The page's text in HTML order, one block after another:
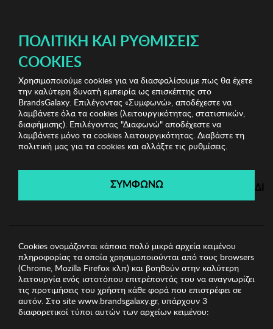
Bella Maison Πετσέτες
Πετσέτα Προσώπου BELLA
MAISON
Bella Maison
Λήγει σε: 00ημέρες | 00ώρες 00λεπτά 00δευτ.
ΠΟΛΙΤΙΚΉ ΚΑΙ ΡΥΘΜΊΣΕΙΣ
COOKIES
Χρησιμοποιούμε cookies για να διασφαλίσουμε πως θα έχετε
την καλύτερη δυνατή εμπειρία ως επισκέπτης στο
BrandsGalaxy. Επιλέγοντας «Συμφωνώ», αποδέχεστε να
λαμβάνετε όλα τα cookies (λειτουργικότητας, στατιστικών,
διαφήμισης). Επιλέγοντας "Διαφωνώ" αποδέχεστε να
λαμβάνετε μόνο τα cookies λειτουργικότητας. Διαβάστε τη
πολιτική μας για τα cookies και αλλάξτε τις ρυθμίσεις.
ΣΥΜΦΩΝΩ
Cookies ονομάζονται κάποια πολύ μικρά αρχεία κειμένου
πληροφορίας τα οποία χρησιμοποιούνται από τους browsers
(Chrome, Mozilla Firefox κλπ) και βοηθούν στην καλύτερη
λειτουργία ενός ιστοτόπου επιτρέποντάς του να αναγνωρίζει
τις προτιμήσεις του χρήστη κάθε φορά που επιστρέφει σε
αυτόν. Στο site www.brandsgalaxy.gr, υπάρχουν 3
διαφορετικοί τύποι αυτών των αρχείων κειμένου: